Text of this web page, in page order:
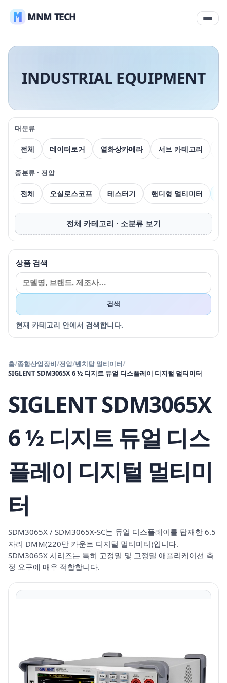
MNM TECH
INDUSTRIAL EQUIPMENT
대분류
전체 데이터로거 열화상카메라 서브 카테고리
중분류 · 전압
전체 오실로스코프 테스터기 핸디형 멀티미터
전체 카테고리 · 소분류 보기
상품 검색
검색
현재 카테고리 안에서 검색합니다.
홈/종합산업장비/전압/벤치탑 멀티미터/
SIGLENT SDM3065X 6 ½ 디지트 듀얼 디스플레이 디지털 멀티미터
SIGLENT SDM3065X
6 ½ 디지트 듀얼 디스
플레이 디지털 멀티미
터
SDM3065X / SDM3065X-SC는 듀얼 디스플레이를 탑재한 6.5
자리 DMM(220만 카운트 디지털 멀티미터)입니다.
SDM3065X 시리즈는 특히 고정밀 및 고정밀 애플리케이션 측
정 요구에 매우 적합합니다.